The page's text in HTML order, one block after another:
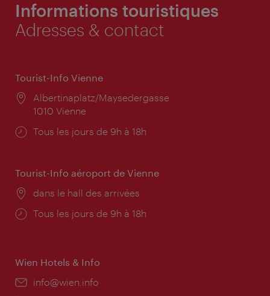
Informations touristiques
Adresses & contact
Tourist-Info Vienne
Lieu:
Albertinaplatz/Maysedergasse
1010 Vienne
Horaires
Tous les jours de 9h à 18h
Tourist-Info aéroport de Vienne
Lieu:
dans le hall des arrivées
Horaires
Tous les jours de 9h à 18h
Wien Hotels & Info
E-
info@wien.info